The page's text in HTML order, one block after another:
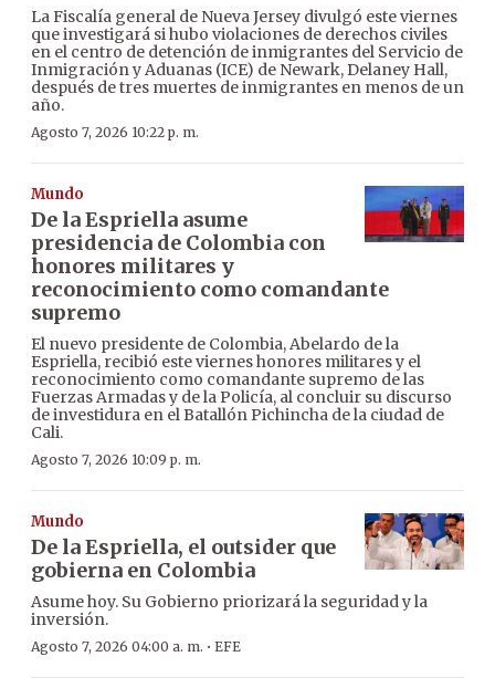
La Fiscalía general de Nueva Jersey divulgó este viernes
que investigará si hubo violaciones de derechos civiles
en el centro de detención de inmigrantes del Servicio de
Inmigración y Aduanas (ICE) de Newark, Delaney Hall,
después de tres muertes de inmigrantes en menos de un
año.
Agosto 7, 2026 10:22 p. m.
Mundo
De la Espriella asume
presidencia de Colombia con
honores militares y
reconocimiento como comandante
supremo
El nuevo presidente de Colombia, Abelardo de la
Espriella, recibió este viernes honores militares y el
reconocimiento como comandante supremo de las
Fuerzas Armadas y de la Policía, al concluir su discurso
de investidura en el Batallón Pichincha de la ciudad de
Cali.
Agosto 7, 2026 10:09 p. m.
Mundo
De la Espriella, el outsider que
gobierna en Colombia
Asume hoy. Su Gobierno priorizará la seguridad y la
inversión.
Agosto 7, 2026 04:00 a. m. · EFE